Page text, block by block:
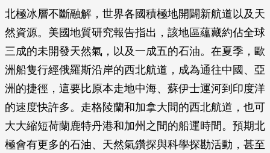
北極冰層不斷融解，世界各國積極地開闢新航道以及天
然資源。美國地質研究報告指出，該地區蘊藏約佔全球
三成的未開發天然氣，以及一成五的石油。在夏季，歐
洲船隻行經俄羅斯沿岸的西北航道，成為通往中國、亞
洲的捷徑，這要比原本走地中海、蘇伊士運河到印度洋
的速度快許多。走格陵蘭和加拿大間的西北航道，也可
大大縮短荷蘭鹿特丹港和加州之間的船運時間。預期北
極會有更多的石油、天然氣鑽探與科學探勘活動，甚至